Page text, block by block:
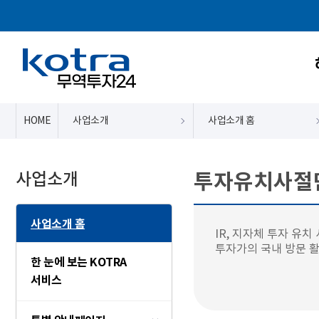
사업소개
사업소개 홈
한 눈에 보는 KOTRA
서비스
HOME 사업소개 사업소개 홈
투자유치사절
IR, 지자체 투자 유치
투자가의 국내 방문